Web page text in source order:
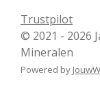
Trustpilot
© 2021 - 2026
Mineralen
Powered by